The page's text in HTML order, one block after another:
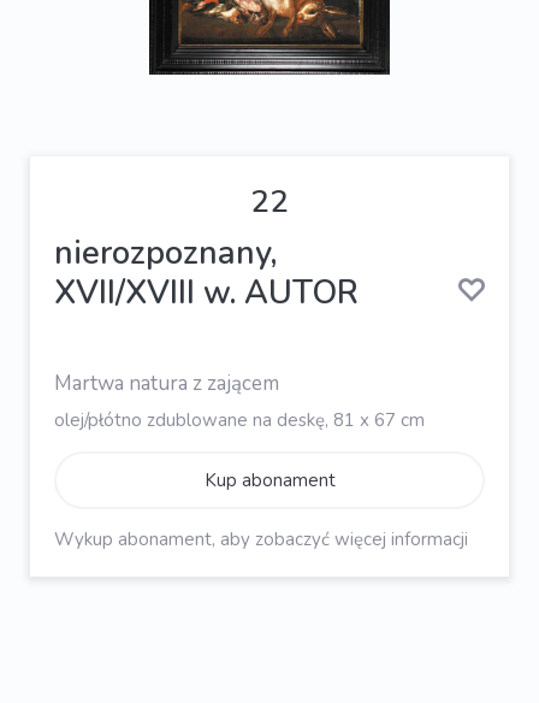
22
nierozpoznany,
XVII/XVIII w. AUTOR
Martwa natura z zającem
olej/płótno zdublowane na deskę, 81 x 67 cm
Kup abonament
Wykup abonament, aby zobaczyć więcej informacji